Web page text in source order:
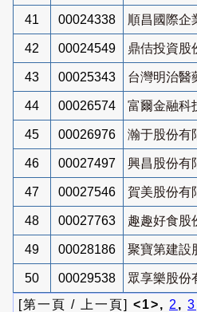
41 00024338 順昌國際企
42 00024549 鼎佶投資股
43 00025343 台灣明治醫
44 00026574 富爾金融科
45 00026976 瀚于股份有
46 00027497 興昌股份有
47 00027546 賀美股份有
48 00027763 趣趣好食股
49 00028186 聚寶第建設
50 00029538
眾享樂股份
[第一頁 / 上一頁] <1>, 2 , 3